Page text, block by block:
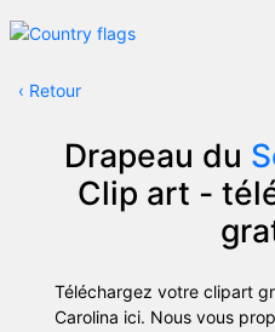
‹ Retour
Drapeau du
Clip art -
Téléchargez votre clipart
Carolina ici. Nous vous